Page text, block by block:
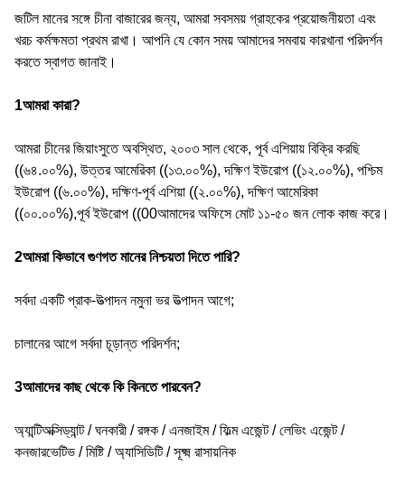
জটিল মানের সঙ্গে চীনা বাজারের জন্য, আমরা সবসময় গ্রাহকের প্রয়োজনীয়তা এবং
খরচ কর্মক্ষমতা প্রথম রাখা। আপনি যে কোন সময় আমাদের সমবায় কারখানা পরিদর্শন
করতে স্বাগত জানাই।
1আমরা কারা?
আমরা চীনের জিয়াংসুতে অবস্থিত, ২০০৩ সাল থেকে, পূর্ব এশিয়ায় বিক্রি করছি
((৬৪.০০%), উত্তর আমেরিকা ((১৩.০০%), দক্ষিণ ইউরোপ ((১২.০০%), পশ্চিম
ইউরোপ ((৬.০০%), দক্ষিণ-পূর্ব এশিয়া ((২.০০%), দক্ষিণ আমেরিকা
((০০.০০%),পূর্ব ইউরোপ ((00আমাদের অফিসে মোট ১১-৫০ জন লোক কাজ করে।
2আমরা কিভাবে গুণগত মানের নিশ্চয়তা দিতে পারি?
সর্বদা একটি প্রাক-উত্পাদন নমুনা ভর উত্পাদন আগে;
চালানের আগে সর্বদা চূড়ান্ত পরিদর্শন;
3আমাদের কাছ থেকে কি কিনতে পারবেন?
অ্যান্টিঅক্সিড্যান্ট / ঘনকারী / রঙ্গক / এনজাইম / ফিল্ম এজেন্ট / লেভিং এজেন্ট /
কনজারভেটিভ / মিষ্টি / অ্যাসিডিটি / সূক্ষ্ম রাসায়নিক